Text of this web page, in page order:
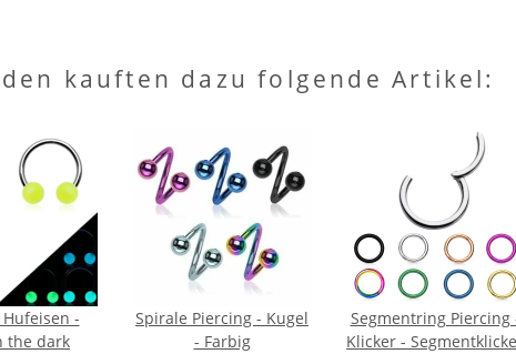
kauften dazu folgende Artikel:
-
the dark
Spirale Piercing - Kugel
- Farbig
Segmentring Piercing
Klicker -